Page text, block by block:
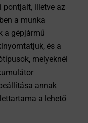
pontjait, illetve az
a munka
a gépjármű
és a
melyeknél
annak
a lehető